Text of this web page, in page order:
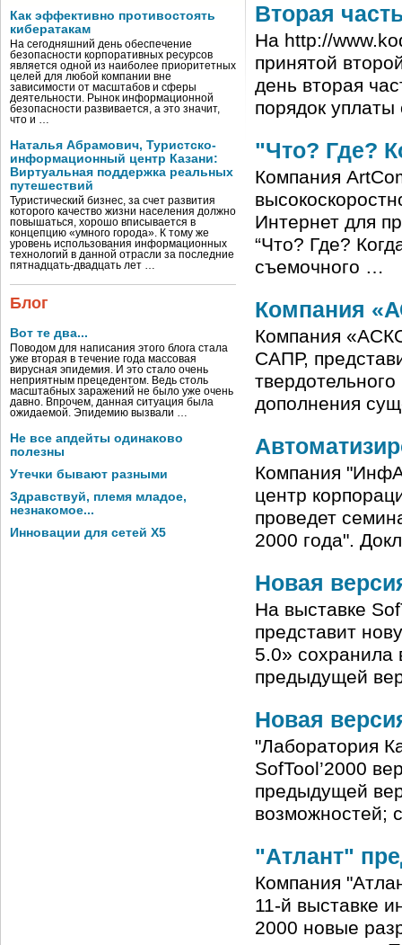
Как эффективно противостоять
кибератакам
На сегодняшний день обеспечение
безопасности корпоративных ресурсов
является одной из наиболее приоритетных
целей для любой компании вне
зависимости от масштабов и сферы
деятельности. Рынок информационной
безопасности развивается, а это значит,
что и …
Наталья Абрамович, Туристско-
информационный центр Казани:
Виртуальная поддержка реальных
путешествий
Туристический бизнес, за счет развития
которого качество жизни населения должно
повышаться, хорошо вписывается в
концепцию «умного города». К тому же
уровень использования информационных
технологий в данной отрасли за последние
пятнадцать-двадцать лет …
Блог
Вот те два...
Поводом для написания этого блога стала
уже вторая в течение года массовая
вирусная эпидемия. И это стало очень
неприятным прецедентом. Ведь столь
масштабных заражений не было уже очень
давно. Впрочем, данная ситуация была
ожидаемой. Эпидемию вызвали …
Не все апдейты одинаково
полезны
Утечки бывают разными
Здравствуй, племя младое,
незнакомое...
Инновации для сетей X5
Вторая
На http://
принятой
день вторая
порядок
"Что? Где?
Компания
Интернет для
“Что? Где?
съемочного …
Компания
Компания
САПР,
дополнения
Компания
центр
проведет
2000 года".
Новая
На выставке
представит
5.0» сохранила
предыдущей
Новая
"Лаборатория
SofTool’2000
предыдущей
возможностей;
"Атлант"
Компания
11-й выставке
2000 новые